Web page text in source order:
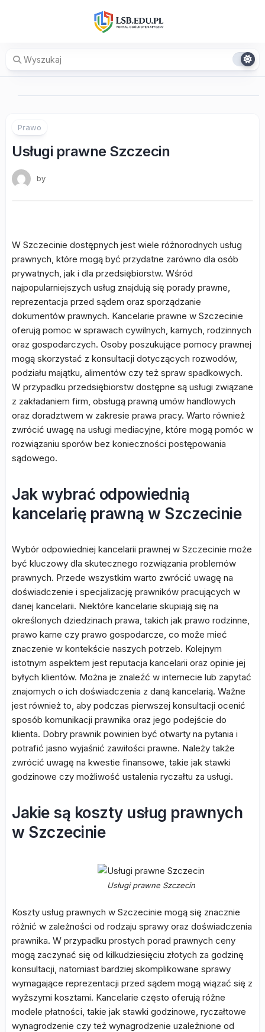
Prawo
Usługi prawne Szczecin
by
W Szczecinie dostępnych jest wiele różnorodnych usług
prawnych, które mogą być przydatne zarówno dla osób
prywatnych, jak i dla przedsiębiorstw. Wśród
najpopularniejszych usług znajdują się porady prawne,
reprezentacja przed sądem oraz sporządzanie
dokumentów prawnych. Kancelarie prawne w Szczecinie
oferują pomoc w sprawach cywilnych, karnych, rodzinnych
oraz gospodarczych. Osoby poszukujące pomocy prawnej
mogą skorzystać z konsultacji dotyczących rozwodów,
podziału majątku, alimentów czy też spraw spadkowych.
W przypadku przedsiębiorstw dostępne są usługi związane
z zakładaniem firm, obsługą prawną umów handlowych
oraz doradztwem w zakresie prawa pracy. Warto również
zwrócić uwagę na usługi mediacyjne, które mogą pomóc w
rozwiązaniu sporów bez konieczności postępowania
sądowego.
Jak wybrać odpowiednią
kancelarię prawną w Szczecinie
Wybór odpowiedniej kancelarii prawnej w Szczecinie może
być kluczowy dla skutecznego rozwiązania problemów
prawnych. Przede wszystkim warto zwrócić uwagę na
doświadczenie i specjalizację prawników pracujących w
danej kancelarii. Niektóre kancelarie skupiają się na
określonych dziedzinach prawa, takich jak prawo rodzinne,
prawo karne czy prawo gospodarcze, co może mieć
znaczenie w kontekście naszych potrzeb. Kolejnym
istotnym aspektem jest reputacja kancelarii oraz opinie jej
byłych klientów. Można je znaleźć w internecie lub zapytać
znajomych o ich doświadczenia z daną kancelarią. Ważne
jest również to, aby podczas pierwszej konsultacji ocenić
sposób komunikacji prawnika oraz jego podejście do
klienta. Dobry prawnik powinien być otwarty na pytania i
potrafić jasno wyjaśnić zawiłości prawne. Należy także
zwrócić uwagę na kwestie finansowe, takie jak stawki
godzinowe czy możliwość ustalenia ryczałtu za usługi.
Jakie są koszty usług prawnych
w Szczecinie
Usługi prawne Szczecin
Koszty usług prawnych w Szczecinie mogą się znacznie
różnić w zależności od rodzaju sprawy oraz doświadczenia
prawnika. W przypadku prostych porad prawnych ceny
mogą zaczynać się od kilkudziesięciu złotych za godzinę
konsultacji, natomiast bardziej skomplikowane sprawy
wymagające reprezentacji przed sądem mogą wiązać się z
wyższymi kosztami. Kancelarie często oferują różne
modele płatności, takie jak stawki godzinowe, ryczałtowe
wynagrodzenie czy też wynagrodzenie uzależnione od